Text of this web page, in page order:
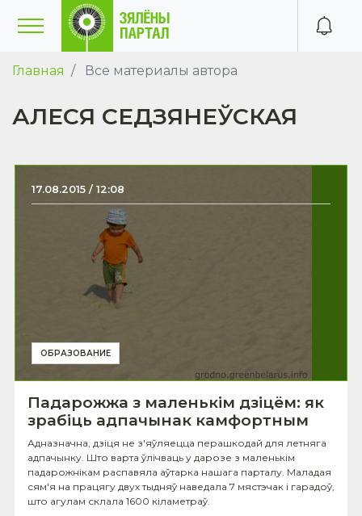
Главная Все материалы автора
АЛЕСЯ СЕДЗЯНЕЎСКАЯ
17.08.2015 / 12:08
ОБРАЗОВАНИЕ
Падарожжа з маленькім дзіцём: як
зрабіць адпачынак камфортным
Адназначна, дзіця не з'яўляецца перашкодай для летняга
адпачынку. Што варта ўлічваць у дарозе з маленькім
падарожнікам распавяла аўтарка нашага парталу. Маладая
сям'я на працягу двух тыдняў наведала 7 мястэчак і гарадоў,
што агулам склала 1600 кіламетраў.